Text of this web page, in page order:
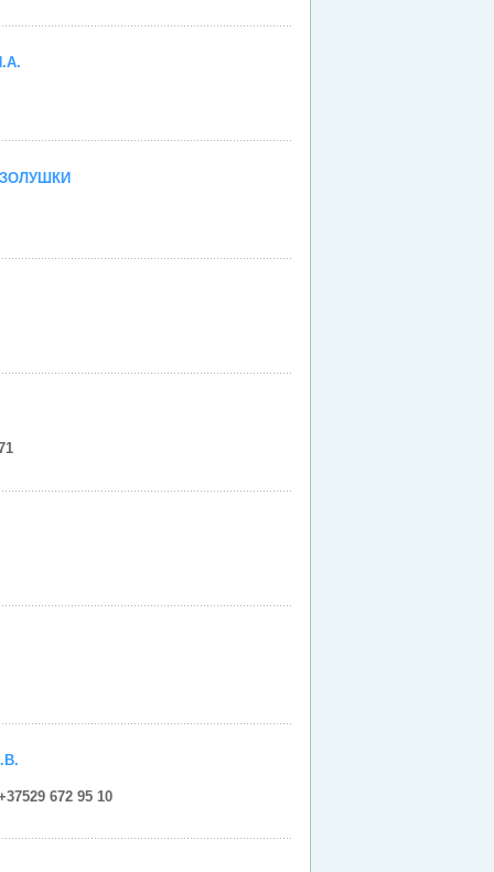
672 95 10